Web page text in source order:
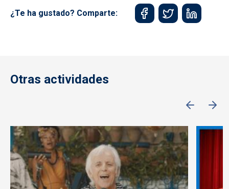
¿Te ha gustado? Comparte:
Otras actividades